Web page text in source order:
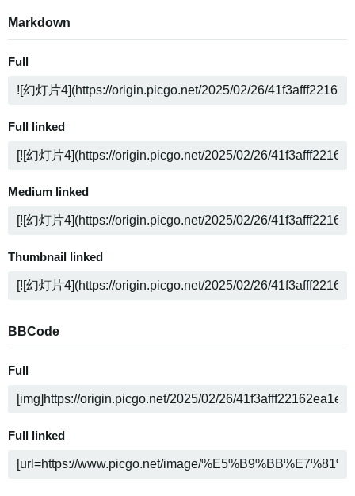
Markdown
Full
Full linked
Medium linked
Thumbnail linked
BBCode
Full
Full linked